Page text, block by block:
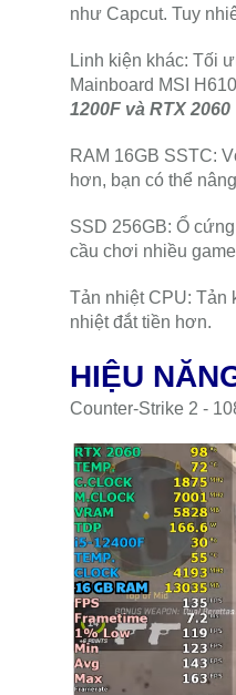
như Capcut. Tuy
Linh kiện khác: Tối
Mainboard MSI
1200F và RTX 2060
RAM 16GB SSTC:
hơn, bạn có thể
SSD 256GB: Ổ
cầu chơi nhiều
Tản nhiệt CPU: Tản
nhiệt đắt tiền hơn.
HIỆU
Counter-Strike 2 -